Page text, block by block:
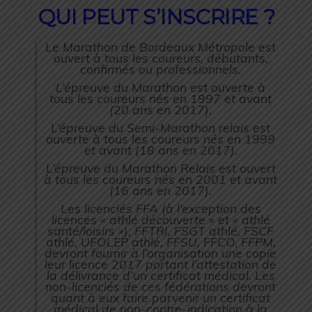
QUI PEUT S’INSCRIRE ?
Le Marathon de Bordeaux Métropole est
ouvert à tous les coureurs, débutants,
confirmés ou professionnels.
L’épreuve du Marathon est ouverte à
tous les coureurs nés en 1997 et avant
(20 ans en 2017).
L’épreuve du Semi-Marathon relais est
ouverte à tous les coureurs nés en 1999
et avant (18 ans en 2017).
L’épreuve du Marathon Relais est ouvert
à tous les coureurs nés en 2001 et avant
(16 ans en 2017).
Les licenciés FFA (à l’exception des
licences « athlé découverte » et « athlé
santé/loisirs »), FFTRI, FSGT athlé, FSCF
athlé, UFOLEP athlé, FFSU, FFCO, FFPM,
devront fournir à l’organisation une copie
leur licence 2017 portant l’attestation de
la délivrance d’un certificat médical. Les
non-licenciés de ces fédérations devront
quant à eux faire parvenir un certificat
médical de non-contre-indication à la